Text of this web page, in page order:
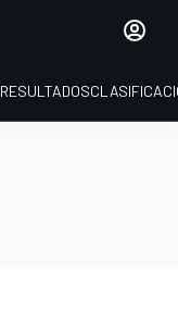
RESULTADOS